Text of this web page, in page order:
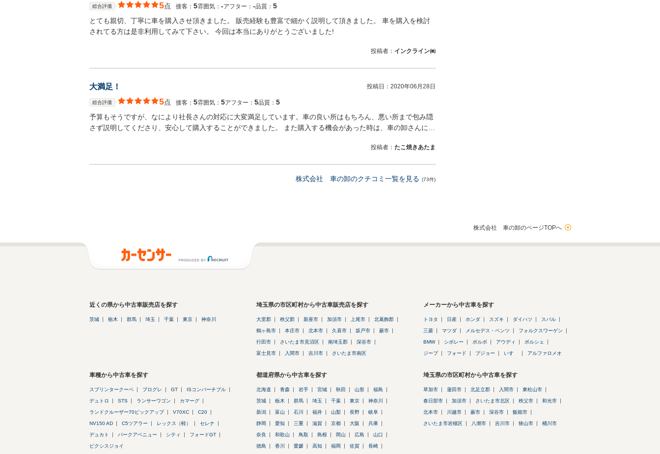
総合評価 5点 接客： 5雰囲気： ‐アフター： ‐品質： 5
とても親切、丁寧に車を購入させ頂きました。 販売経験も豊富で細かく説明して頂きました。 車を購入を検討
されてる方は是非利用してみて下さい。 今回は本当にありがとうございました!
投稿者： インクライン㈱
大満足！ 投稿日： 2020年06月28日
総合評価 5点 接客： 5雰囲気： 5アフター： 5品質： 5
予算もそうですが、なにより社長さんの対応に大変満足しています。車の良い所はもちろん、悪い所まで包み隠
さず説明してくださり、安心して購入することができました。 また購入する機会があった時は、車の卸さんに…
投稿者： たこ焼きあたま
株式会社 車の卸のクチコミ一覧を見る (73件)
株式会社 車の卸のページTOPへ
近くの県から中古車販売店を探す
茨城 栃木 群馬 埼玉 千葉 東京 神奈川
埼玉県の市区町村から中古車販売店を探す
大里郡 秩父郡 新座市 加須市 上尾市 北葛飾郡
鶴ヶ島市 本庄市 北本市 久喜市 坂戸市 蕨市
行田市 さいたま市見沼区 南埼玉郡 深谷市
富士見市 入間市 吉川市 さいたま市南区
メーカーから中古車を探す
トヨタ 日産 ホンダ スズキ ダイハツ スバル
三菱 マツダ メルセデス・ベンツ フォルクスワーゲン
BMW シボレー ボルボ アウディ ポルシェ
ジープ フォード プジョー いすゞ アルファロメオ
車種から中古車を探す
スプリンタークーペ プログレ GT ISコンバーチブル
デュトロ STS ランサーワゴン カマーグ
ランドクルーザー70ピックアップ V70XC C20
NV150 AD C5ツアラー レックス（軽） セレナ
デュカト パークアベニュー シティ フォードGT
ピクシスジョイ
都道府県から中古車を探す
北海道 青森 岩手 宮城 秋田 山形 福島
茨城 栃木 群馬 埼玉 千葉 東京 神奈川
新潟 富山 石川 福井 山梨 長野 岐阜
静岡 愛知 三重 滋賀 京都 大阪 兵庫
奈良 和歌山 鳥取 島根 岡山 広島 山口
徳島 香川 愛媛 高知 福岡 佐賀 長崎
埼玉県の市区町村から中古車を探す
草加市 蓮田市 北足立郡 入間市 東松山市
春日部市 加須市 さいたま市北区 秩父市 和光市
北本市 川越市 蕨市 深谷市 飯能市
さいたま市岩槻区 八潮市 吉川市 狭山市 桶川市